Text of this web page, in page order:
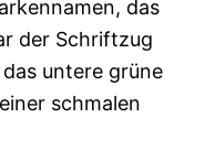
das
der Schriftzug
untere grüne
schmalen